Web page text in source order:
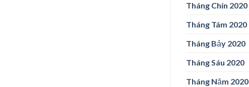
Tháng Chín 2020
Tháng Tám 2020
Tháng Bảy 2020
Tháng Sáu 2020
Tháng Năm 2020